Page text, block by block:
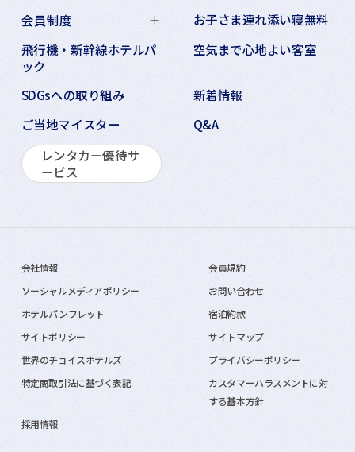
会員制度
お子さま連れ添い寝無料
飛行機・新幹線ホテルパ
ック
空気まで心地よい客室
SDGsへの取り組み
新着情報
ご当地マイスター
Q&A
レンタカー優待サ
ービス
会社情報
会員規約
ソーシャルメディアポリシー
お問い合わせ
ホテルパンフレット
宿泊約款
サイトポリシー
サイトマップ
世界のチョイスホテルズ
プライバシーポリシー
特定商取引法に基づく表記
カスタマーハラスメントに対
する基本方針
採用情報